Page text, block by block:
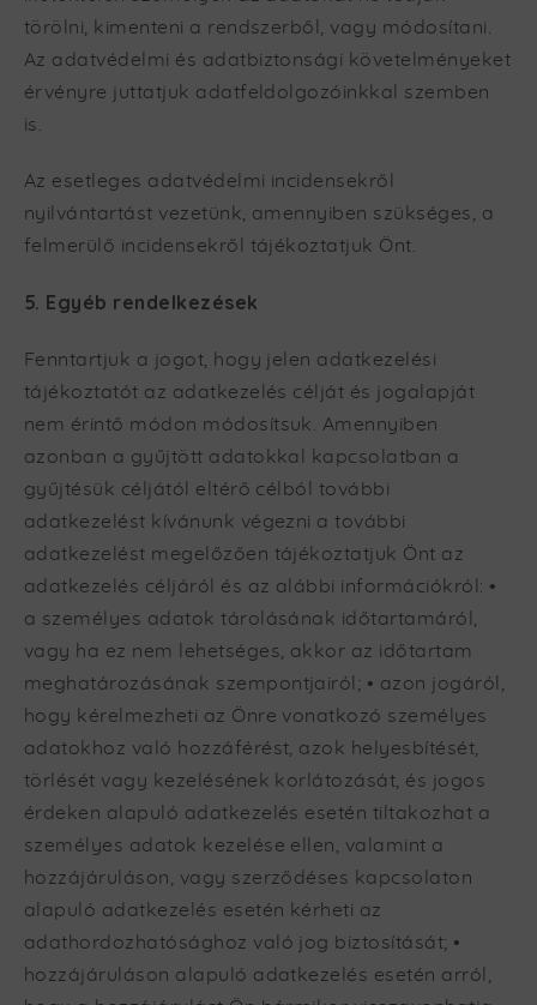
törölni, kimenteni a rendszerből, vagy módosítani.
Az adatvédelmi és adatbiztonsági követelményeket
érvényre juttatjuk adatfeldolgozóinkkal szemben
is.
Az esetleges adatvédelmi incidensekről
nyilvántartást vezetünk, amennyiben szükséges, a
felmerülő incidensekről tájékoztatjuk Önt.
5. Egyéb rendelkezések
Fenntartjuk a jogot, hogy jelen adatkezelési
tájékoztatót az adatkezelés célját és jogalapját
nem érintő módon módosítsuk. Amennyiben
azonban a gyűjtött adatokkal kapcsolatban a
gyűjtésük céljától eltérő célból további
adatkezelést kívánunk végezni a további
adatkezelést megelőzően tájékoztatjuk Önt az
adatkezelés céljáról és az alábbi információkról: •
a személyes adatok tárolásának időtartamáról,
vagy ha ez nem lehetséges, akkor az időtartam
meghatározásának szempontjairól; • azon jogáról,
hogy kérelmezheti az Önre vonatkozó személyes
adatokhoz való hozzáférést, azok helyesbítését,
törlését vagy kezelésének korlátozását, és jogos
érdeken alapuló adatkezelés esetén tiltakozhat a
személyes adatok kezelése ellen, valamint a
hozzájáruláson, vagy szerződéses kapcsolaton
alapuló adatkezelés esetén kérheti az
adathordozhatósághoz való jog biztosítását; •
hozzájáruláson alapuló adatkezelés esetén arról,